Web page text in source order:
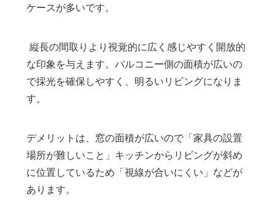
ケースが多いです。
縦長の間取りより視覚的に広く感じやすく開放的
な印象を与えます。バルコニー側の面積が広いの
で採光を確保しやすく、明るいリビングになりま
す。
デメリットは、窓の面積が広いので「家具の設置
場所が難しいこと」キッチンからリビングが斜め
に位置しているため「視線が合いにくい」などが
あります。